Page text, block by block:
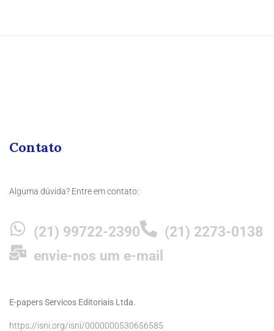
Contato
Alguma dúvida? Entre em contato:
(21) 99722-2390
(21) 2273-0138
envie-nos um e-mail
E-papers Servicos Editoriais Ltda.
https://isni.org/isni/0000000530656585